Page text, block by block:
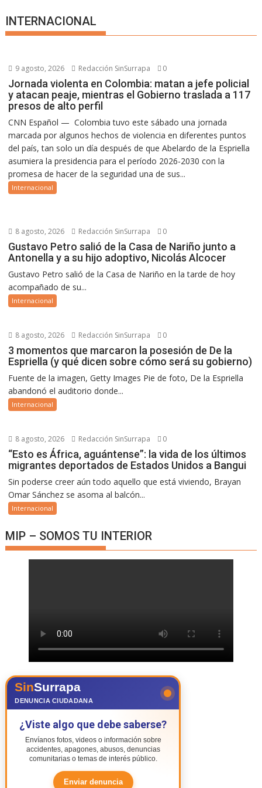
INTERNACIONAL
9 agosto, 2026 Redacción SinSurrapa 0
Jornada violenta en Colombia: matan a jefe policial
y atacan peaje, mientras el Gobierno traslada a 117
presos de alto perfil
CNN Español — Colombia tuvo este sábado una jornada
marcada por algunos hechos de violencia en diferentes puntos
del país, tan solo un día después de que Abelardo de la Espriella
asumiera la presidencia para el período 2026-2030 con la
promesa de hacer de la seguridad una de sus...
Internacional
8 agosto, 2026 Redacción SinSurrapa 0
Gustavo Petro salió de la Casa de Nariño junto a
Antonella y a su hijo adoptivo, Nicolás Alcocer
Gustavo Petro salió de la Casa de Nariño en la tarde de hoy
acompañado de su...
Internacional
8 agosto, 2026 Redacción SinSurrapa 0
3 momentos que marcaron la posesión de De la
Espriella (y qué dicen sobre cómo será su gobierno)
Fuente de la imagen, Getty Images Pie de foto, De la Espriella
abandonó el auditorio donde...
Internacional
8 agosto, 2026 Redacción SinSurrapa 0
“Esto es África, aguántense”: la vida de los últimos
migrantes deportados de Estados Unidos a Bangui
Sin poderse creer aún todo aquello que está viviendo, Brayan
Omar Sánchez se asoma al balcón...
Internacional
MIP – SOMOS TU INTERIOR
SinSurrapa
DENUNCIA CIUDADANA
¿Viste algo que debe saberse?
Envíanos fotos, videos o información sobre
accidentes, apagones, abusos, denuncias
comunitarias o temas de interés público.
Enviar denuncia